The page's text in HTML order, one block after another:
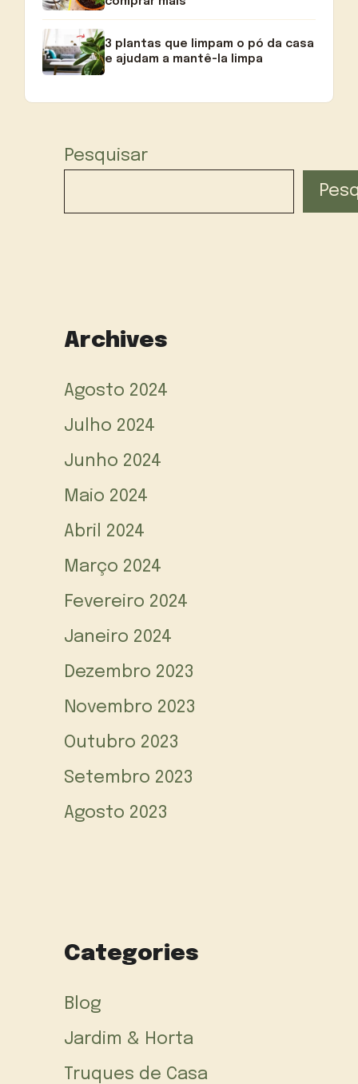
3 plantas que limpam o pó da casa
e ajudam a mantê-la limpa
Pesquisar
Archives
Agosto 2024
Julho 2024
Junho 2024
Maio 2024
Abril 2024
Março 2024
Fevereiro 2024
Janeiro 2024
Dezembro 2023
Novembro 2023
Outubro 2023
Setembro 2023
Agosto 2023
Categories
Blog
Jardim & Horta
Truques de Casa